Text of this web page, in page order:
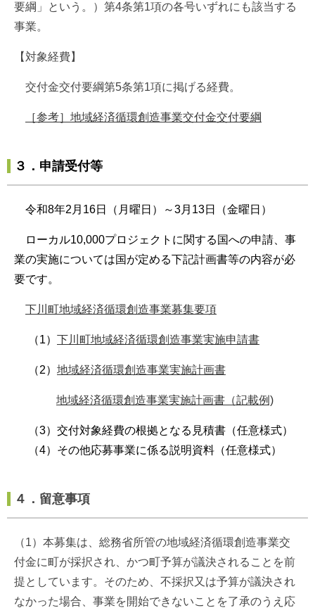
要綱」という。）第4条第1項の各号いずれにも該当する
事業。
【対象経費】
交付金交付要綱第5条第1項に掲げる経費。
［参考］地域経済循環創造事業交付金交付要綱
３．申請受付等
令和8年2月16日（月曜日）～3月13日（金曜日）
ローカル10,000プロジェクトに関する国への申請、事
業の実施については国が定める下記計画書等の内容が必
要です。
下川町地域経済循環創造事業募集要項
（1） 下川町地域経済循環創造事業実施申請書
（2） 地域経済循環創造事業実施計画書
地域経済循環創造事業実施計画書（記載例)
（3）交付対象経費の根拠となる見積書（任意様式）
（4）その他応募事業に係る説明資料（任意様式）
４．留意事項
（1）本募集は、総務省所管の地域経済循環創造事業交
付金に町が採択され、かつ町予算が議決されることを前
提としています。そのため、不採択又は予算が議決され
なかった場合、事業を開始できないことを了承のうえ応